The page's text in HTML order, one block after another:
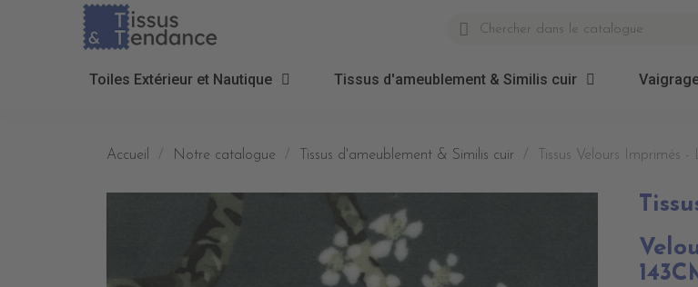
Toiles Extérieur et Nautique Tissus d'ameublement & Similis cuir
Accueil Notre catalogue Tissus d'ameublement & Similis cuir Tissus Velours Imprimés